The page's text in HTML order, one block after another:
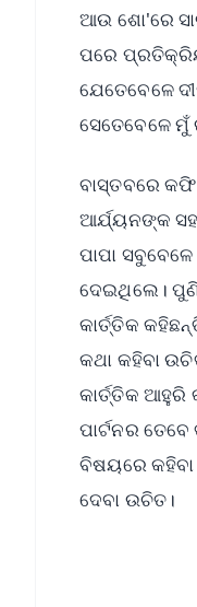
ଆଉ ଶୋ'ରେ
ପରେ
ଯେତେବେଳେ
ସେତେବେଳେ ମୁଁ
ବାସ୍ତବରେ
ଆର୍ଯ୍ୟନଙ୍କ ସହ
ପାପା
ଦେଇଥିଲେ।
କାର୍ତ୍ତିକ
କଥା କହିବା
କାର୍ତ୍ତିକ ଆହୁରି
ପାର୍ଟନର
ବିଷୟରେ କହିବା
ଦେବା ଉଚିତ।